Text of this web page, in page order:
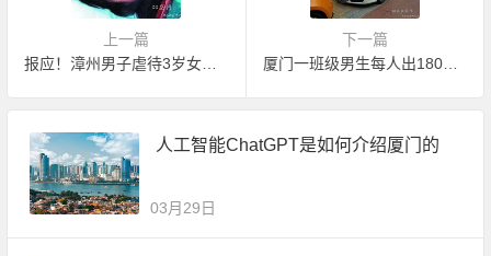
上一篇
报应！漳州男子虐待3岁女儿后被货车碾断头
下一篇
厦门一班级男生每人出180，击退骚扰班花高帅富
人工智能ChatGPT是如何介绍厦门的
03月29日